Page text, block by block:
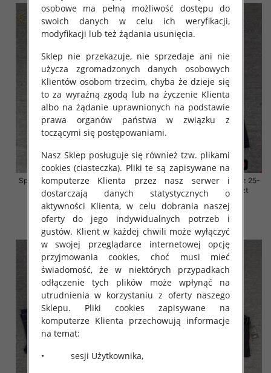
Spodnie damskie jeansy Roz 25-
30, 1 Kolor Paczka 10 szt
57.00 zł
szczegóły
Spodnie damskie jeansy Roz 25-
30, 1 Kolor Paczka 10 szt
57.00 zł
szczegóły
osobowe ma pełną możliwość dostępu do
swoich danych w celu ich weryfikacji,
modyfikacji lub też żądania usunięcia.
Sklep nie przekazuje, nie sprzedaje ani nie
użycza zgromadzonych danych osobowych
Klientów osobom trzecim, chyba że dzieje się
to za wyraźną zgodą lub na życzenie Klienta
albo na żądanie uprawnionych na podstawie
prawa organów państwa w związku z
toczącymi się postępowaniami.
Nasz Sklep posługuje się również tzw. plikami
cookies (ciasteczka). Pliki te są zapisywane na
komputerze Klienta przez nasz serwer i
dostarczają danych statystycznych o
aktywności Klienta, w celu dobrania naszej
oferty do jego indywidualnych potrzeb i
gustów. Klient w każdej chwili może wyłączyć
w swojej przeglądarce internetowej opcję
przyjmowania cookies, choć musi mieć
świadomość, że w niektórych przypadkach
odłączenie tych plików może wpłynąć na
utrudnienia w korzystaniu z oferty naszego
Sklepu. Pliki cookies zapisywane na
komputerze Klienta przechowują informacje
na temat:
• sesji Użytkownika,